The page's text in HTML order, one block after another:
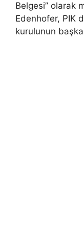
Belgesi” olarak
Edenhofer, PIK
kurulunun